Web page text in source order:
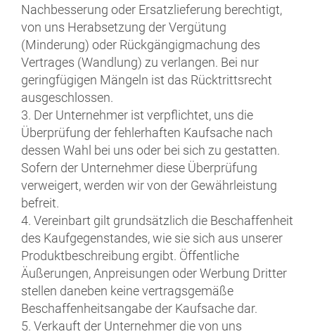
Nachbesserung oder Ersatzlieferung berechtigt,
von uns Herabsetzung der Vergütung
(Minderung) oder Rückgängigmachung des
Vertrages (Wandlung) zu verlangen. Bei nur
geringfügigen Mängeln ist das Rücktrittsrecht
ausgeschlossen.
3. Der Unternehmer ist verpflichtet, uns die
Überprüfung der fehlerhaften Kaufsache nach
dessen Wahl bei uns oder bei sich zu gestatten.
Sofern der Unternehmer diese Überprüfung
verweigert, werden wir von der Gewährleistung
befreit.
4. Vereinbart gilt grundsätzlich die Beschaffenheit
des Kaufgegenstandes, wie sie sich aus unserer
Produktbeschreibung ergibt. Öffentliche
Äußerungen, Anpreisungen oder Werbung Dritter
stellen daneben keine vertragsgemäße
Beschaffenheitsangabe der Kaufsache dar.
5. Verkauft der Unternehmer die von uns